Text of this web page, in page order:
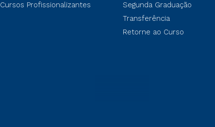
Cursos Profissionalizantes
Segunda Graduação
Transferência
Retorne ao Curso